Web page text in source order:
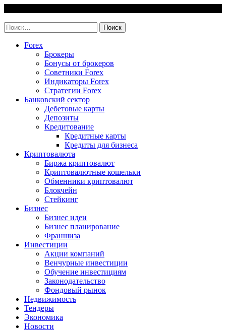
content
Найти:
Forex
Брокеры
Бонусы от брокеров
Советники Forex
Индикаторы Forex
Стратегии Forex
Банковский сектор
Дебетовые карты
Депозиты
Кредитование
Кредитные карты
Кредиты для бизнеса
Криптовалюта
Биржа криптовалют
Криптовалютные кошельки
Обменники криптовалют
Блокчейн
Стейкинг
Бизнес
Бизнес идеи
Бизнес планирование
Франшиза
Инвестиции
Акции компаний
Венчурные инвестиции
Обучение инвестициям
Законодательство
Фондовый рынок
Недвижимость
Тендеры
Экономика
Новости